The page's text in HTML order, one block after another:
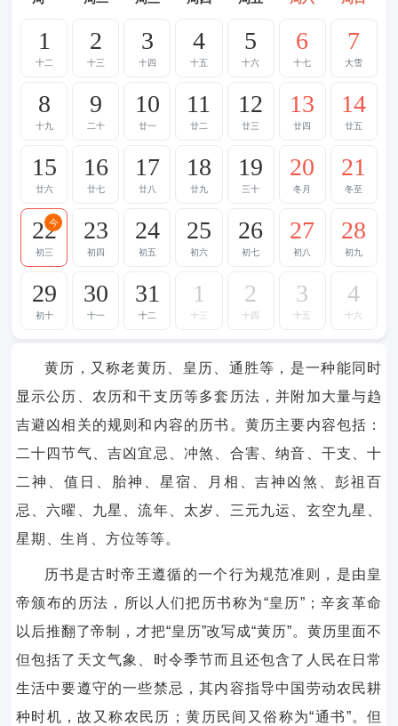
1
十二
2
十三
3
十四
4
十五
5
十六
6
十七
7
大雪
8
十九
9
二十
10
廿一
11
廿二
12
廿三
13
廿四
14
廿五
15
廿六
16
廿七
17
廿八
18
廿九
19
三十
20
冬月
21
冬至
22
初三
今 23
初四
24
初五
25
初六
26
初七
27
初八
28
初九
29
初十
30
十一
31
十二
1
十三
2
十四
3
十五
4
十六
黄历，又称老黄历、皇历、通胜等，是一种能同时
显示公历、农历和干支历等多套历法，并附加大量与趋
吉避凶相关的规则和内容的历书。黄历主要内容包括：
二十四节气、吉凶宜忌、冲煞、合害、纳音、干支、十
二神、值日、胎神、星宿、月相、吉神凶煞、彭祖百
忌、六曜、九星、流年、太岁、三元九运、玄空九星、
星期、生肖、方位等等。
历书是古时帝王遵循的一个行为规范准则，是由皇
帝颁布的历法，所以人们把历书称为“皇历”；辛亥革命
以后推翻了帝制，才把“皇历”改写成“黄历”。黄历里面不
但包括了天文气象、时令季节而且还包含了人民在日常
生活中要遵守的一些禁忌，其内容指导中国劳动农民耕
种时机，故又称农民历；黄历民间又俗称为“通书”。但